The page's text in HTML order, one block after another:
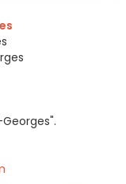
Georges".